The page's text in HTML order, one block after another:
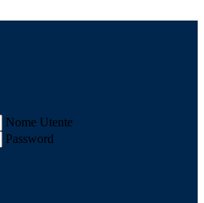
Nome Utente
Password